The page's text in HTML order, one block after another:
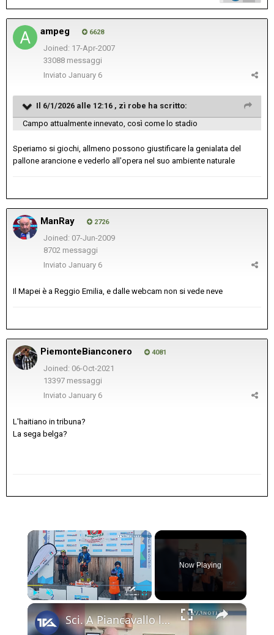
ampeg 6628
Joined: 17-Apr-2007
33088 messaggi
Inviato January 6
Il 6/1/2026 alle 12:16 , zì robe ha scritto:
Campo attualmente innevato, così come lo stadio
Speriamo si giochi, allmeno possono giustificare la genialata del
pallone arancione e vederlo all'opera nel suo ambiente naturale
ManRay 2726
Joined: 07-Jun-2009
8702 messaggi
Inviato January 6
Il Mapei è a Reggio Emilia, e dalle webcam non si vede neve
PiemonteBianconero 4081
Joined: 06-Oct-2021
13397 messaggi
Inviato January 6
L'haitiano in tribuna?
La sega belga?
×
Now Playing
×
Sci. A Piancavallo le gare di "Coppa Sicilia 2026", "Coppa Adrano” e “Memorial Pippo Maccarrone". O